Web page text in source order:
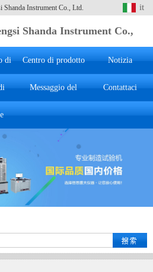
Shanda Instrument Co., Ltd. it
Shanda Instrument Co.,
di Centro di prodotto Notizia
Messaggio del
cliente
Contattaci